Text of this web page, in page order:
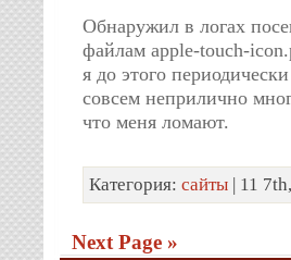
Обнаружил в логах
файлам apple-touch-
я до этого
совсем неприлично
что меня ломают.
Категория: сайты | 11
Next Page »